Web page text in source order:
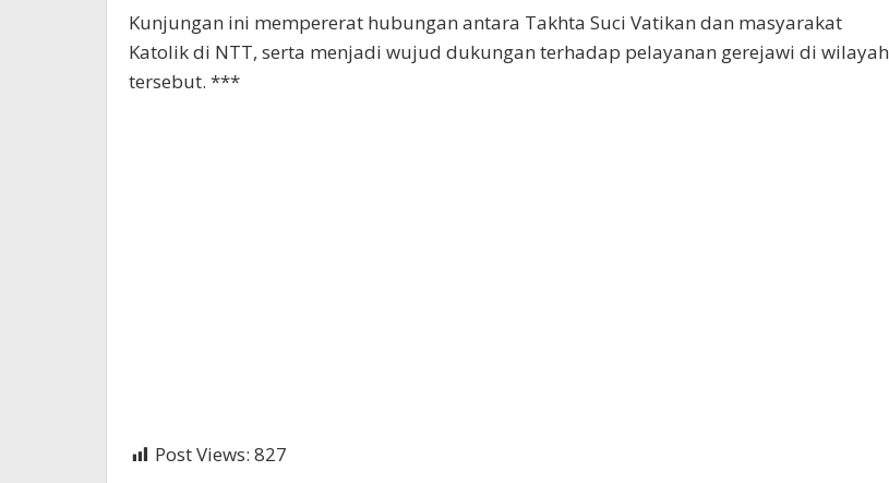
Kunjungan ini mempererat hubungan antara Takhta Suci Vatikan dan masyarakat
Katolik di NTT, serta menjadi wujud dukungan terhadap pelayanan gerejawi di wilayah
tersebut. ***
Post Views: 827